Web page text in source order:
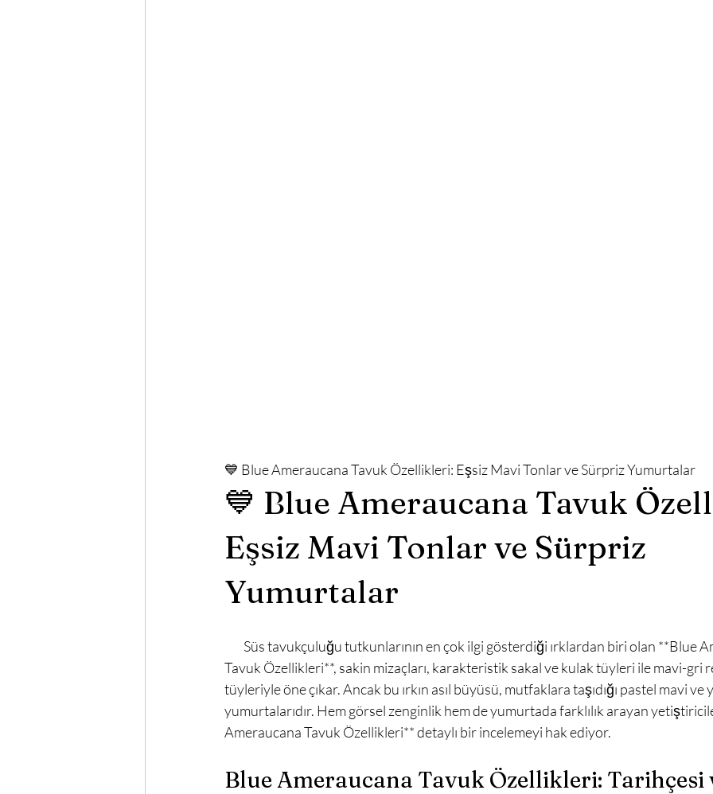
💙 Blue Ameraucana Tavuk Özellikleri: Eşsiz Mavi Tonlar ve Sürpriz Yumurtalar
💙 Blue Ameraucana Tavuk
Eşsiz Mavi Tonlar ve Sürpriz
Yumurtalar
Tavuk Özellikleri**, sakin mizaçları, karakteristik sakal ve kulak tüyleri ile mavi-gri
tüyleriyle öne çıkar. Ancak bu ırkın asıl büyüsü, mutfaklara taşıdığı pastel mavi
yumurtalarıdır. Hem görsel zenginlik hem de yumurtada farklılık arayan
Ameraucana Tavuk Özellikleri** detaylı bir incelemeyi hak ediyor.
Blue Ameraucana Tavuk Özellikleri: Tarihçesi